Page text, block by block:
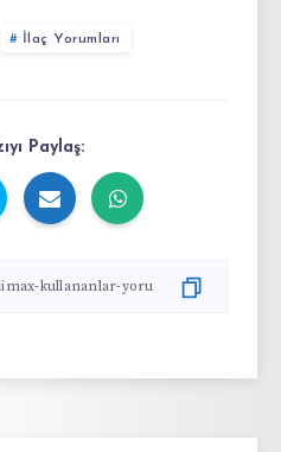
İlaç Yorumları
Paylaş: